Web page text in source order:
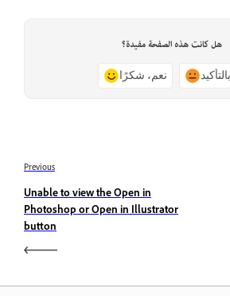
هل كانت هذه الصفحة مفيدة؟
نعم، شكرًا
Previous
Unable to view the Open in
Photoshop or Open in Illustrator
button